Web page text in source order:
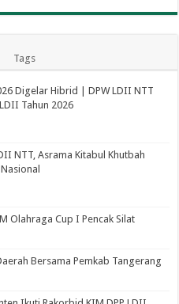
Tags
Digelar Hibrid | DPW LDII NTT
Tahun 2026
NTT, Asrama Kitabul Khutbah
Olahraga Cup I Pencak Silat
Bersama Pemkab Tangerang